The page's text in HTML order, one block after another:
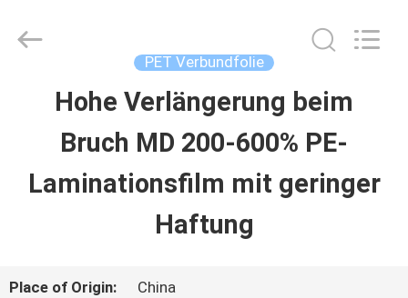
HAUSE
VIDEOS
Technology
(Shanghai)
PET Verbundfolie
Hohe Verlängerung beim
Bruch MD 200-600% PE-
Laminationsfilm mit geringer
Haftung
Place of Origin: China